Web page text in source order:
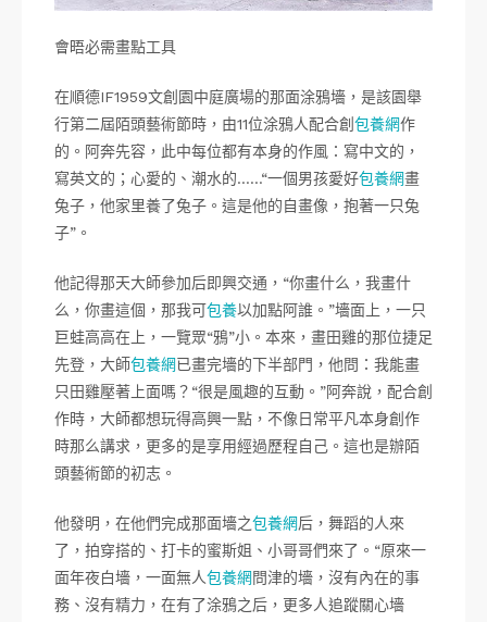
會晤必需畫點工具
在順德IF1959文創園中庭廣場的那面涂鴉墻，是該園舉
行第二屆陌頭藝術節時，由11位涂鴉人配合創 包養網作
的。阿奔先容，此中每位都有本身的作風：寫中文的，
寫英文的；心愛的、潮水的……“一個男孩愛好包養網畫
兔子，他家里養了兔子。這是他的自畫像，抱著一只兔
子”。
他記得那天大師參加后即興交通，“你畫什么，我畫什
么，你畫這個，那我可包養以加點阿誰。”墻面上，一只
巨蛙高高在上，一覽眾“鴉”小。本來，畫田雞的那位捷足
先登，大師包養網已畫完墻的下半部門，他問：我能畫
只田雞壓著上面嗎？“很是風趣的互動。”阿奔說，配合創
作時，大師都想玩得高興一點，不像日常平凡本身創作
時那么講求，更多的是享用經過歷程自己。這也是辦陌
頭藝術節的初志。
他發明，在他們完成那面墻之包養網后，舞蹈的人來
了，拍穿搭的、打卡的蜜斯姐、小哥哥們來了。“原來一
面年夜白墻，一面無人包養網問津的墻，沒有內在的事
務、沒有精力，在有了涂鴉之后，更多人追蹤關心墻